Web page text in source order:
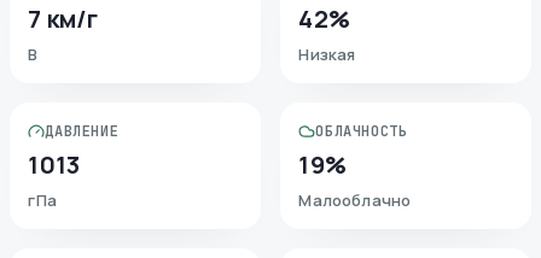
7 км/г
В
42%
Низкая
ДАВЛЕНИЕ
1013
гПа
ОБЛАЧНОСТЬ
19%
Малооблачно